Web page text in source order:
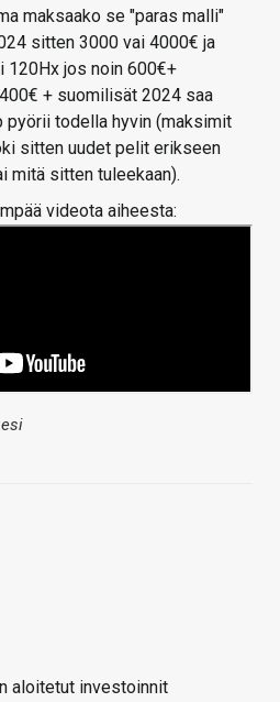
maksaako se "paras malli"
sitten 3000 vai 4000€ ja
120Hx jos noin 600€+
+ suomilisät 2024 saa
pyörii todella hyvin (maksimit
sitten uudet pelit erikseen
mitä sitten tuleekaan).
videota aiheesta:
aloitetut investoinnit